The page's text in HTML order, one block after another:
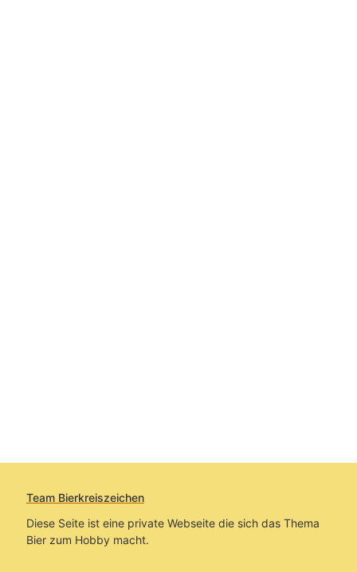
Team Bierkreiszeichen
Diese Seite ist eine private Webseite die sich das Thema
Bier zum Hobby macht.